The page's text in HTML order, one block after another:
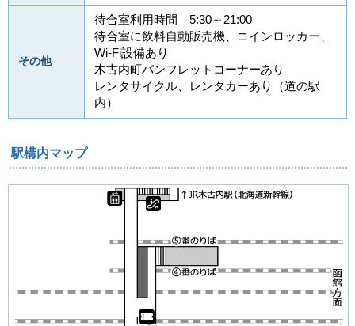
その他
待合室利用時間 5:30～21:00
待合室に飲料自動販売機、コインロッカー、
Wi-Fi設備あり
木古内町パンフレットコーナーあり
レンタサイクル、レンタカーあり（道の駅
内）
駅構内マップ